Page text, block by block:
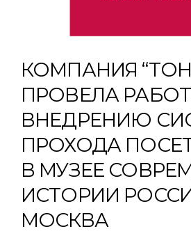
КОМПАНИЯ
ПРОВЕЛА
ВНЕДРЕНИЮ
ПРОХОДА
В МУЗЕЕ
ИСТОРИИ
МОСКВА